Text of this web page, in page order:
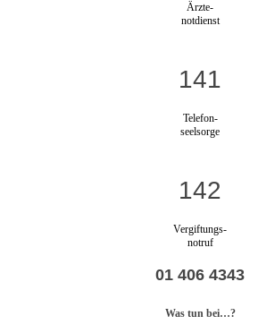
Ärzte-
notdienst
141
Telefon-
seelsorge
142
Vergiftungs-
notruf
01 406 4343
Was tun bei…?